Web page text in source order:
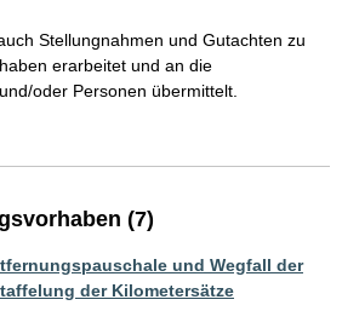
Stellungnahmen und Gutachten zu
erarbeitet und an die
oder Personen übermittelt.
(7)
und Wegfall der
der Kilometersätze